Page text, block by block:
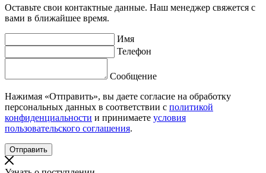
Оставьте свои контактные данные. Наш менеджер свяжется с
вами в ближайшее время.
Имя
Телефон
Сообщение
Нажимая «Отправить», вы даете согласие на обработку
персональных данных в соответствии с политикой
конфиденциальности и принимаете условия
пользовательского соглашения.